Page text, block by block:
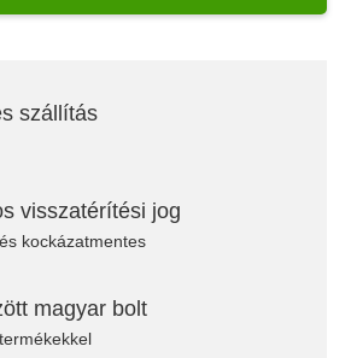
szállítás
visszatérítési jog
kockázatmentes
magyar bolt